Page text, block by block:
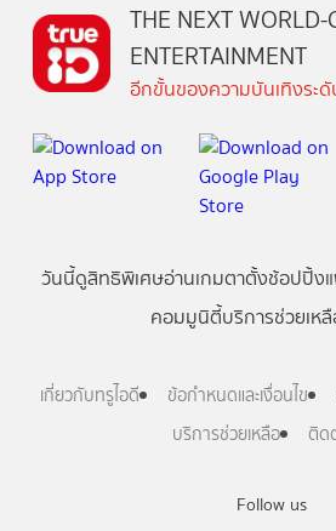
Follow us
THE NEXT WORLD-
ENTERTAINMENT
อีกขั้นของความบันเทิงระ
วันนี้ดูสิทธิพิเศษอ่านเกมตาตั้งช้อปปิ้ง
คอมมูนิตี้บริการช่วยเห
เกี่ยวกับทรูไอดี ข้อกำหนดและเงื่อนไข
บริการช่วยเหลือ
ติด